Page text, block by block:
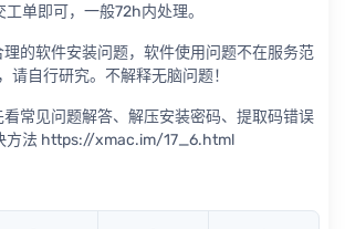
工单即可，一般72h内处理。
的软件安装问题，软件使用问题不在服务范
请自行研究。不解释无脑问题！
常见问题解答、解压安装密码、提取码错误
方法 https://xmac.im/17_6.html